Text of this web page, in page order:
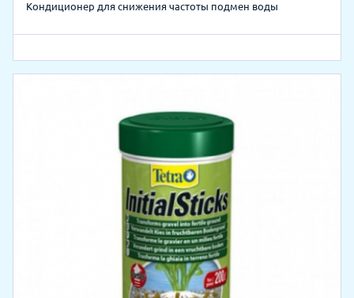
Кондиционер для снижения частоты подмен воды